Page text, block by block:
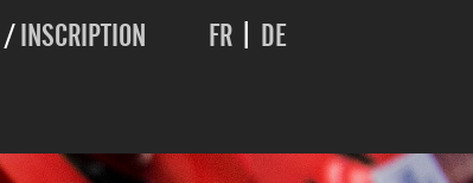
/INSCRIPTION FR DE